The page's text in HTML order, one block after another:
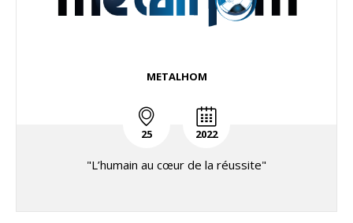
METALHOM
25 2022
"L’humain au cœur de la réussite"